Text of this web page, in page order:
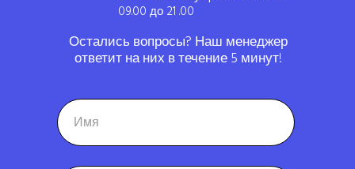
09.00 до 21 .00
Остались вопросы? Наш менеджер
ответит на них в течение 5 минут!